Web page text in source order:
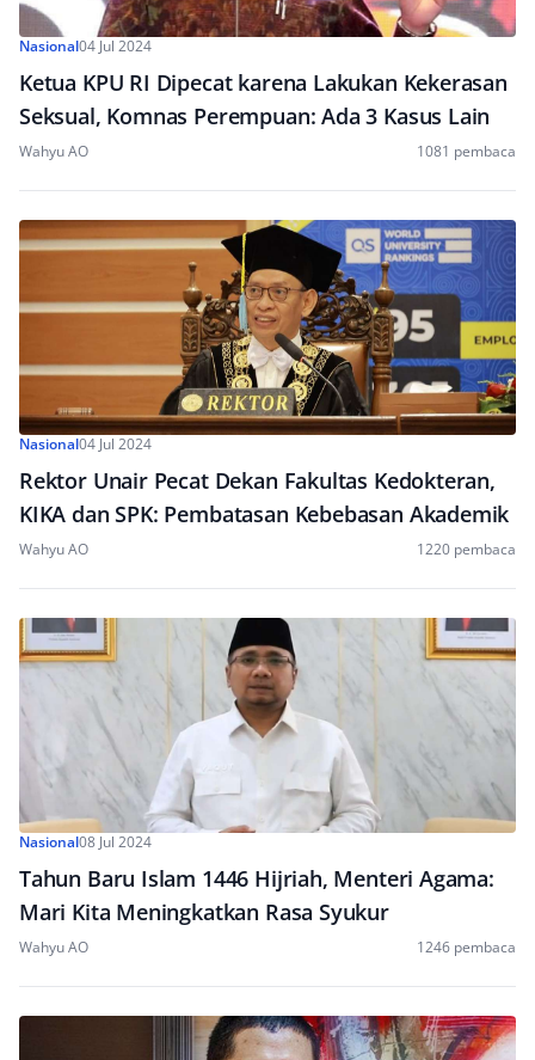
Nasional04 Jul 2024
Ketua KPU RI Dipecat karena Lakukan Kekerasan
Seksual, Komnas Perempuan: Ada 3 Kasus Lain
Wahyu AO 1081 pembaca
Nasional04 Jul 2024
Rektor Unair Pecat Dekan Fakultas Kedokteran,
KIKA dan SPK: Pembatasan Kebebasan Akademik
Wahyu AO 1220 pembaca
Nasional08 Jul 2024
Tahun Baru Islam 1446 Hijriah, Menteri Agama:
Mari Kita Meningkatkan Rasa Syukur
Wahyu AO 1246 pembaca